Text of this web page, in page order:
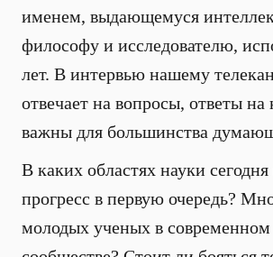
именем, выдающемуся
философу и исследователю,
лет. В интервью нашему
отвечает на вопросы, ответы на
важны для большинства
В каких областях науки
прогресс в первую очередь?
молодых ученых в